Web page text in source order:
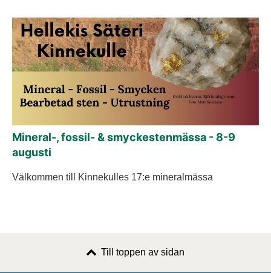
Mineral-, fossil- & smyckestenmässa - 8-9
augusti
Välkommen till Kinnekulles 17:e mineralmässa
Till toppen av sidan